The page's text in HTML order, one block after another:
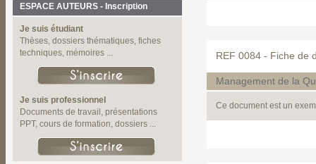
ESPACE AUTEURS - Inscription
Je suis étudiant
Thèses, dossiers thématiques, fiches
techniques, mémoires ...
Je suis professionnel
Documents de travail, présentations
PPT, cours de formation, dossiers ...
REF 0084 - Fiche de
Management de la
Ce document est un